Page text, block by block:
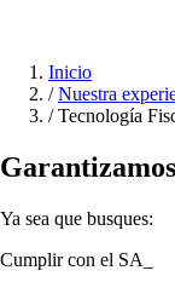
Inicio
/ Nuestra
/ Tecnología
Garantizamos
Ya sea que busques:
_